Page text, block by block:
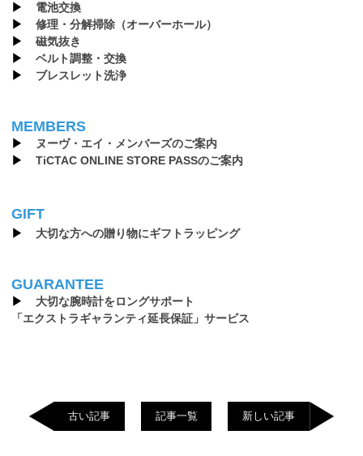
▶︎ 電池交換
▶︎ 修理・分解掃除（オーバーホール）
▶︎ 磁気抜き
▶︎ ベルト調整・交換
▶︎ ブレスレット洗浄
MEMBERS
▶︎
ヌーヴ・エイ・メンバーズのご案内
▶︎ TiCTAC ONLINE STORE PASSのご案内
GIFT
▶︎ 大切な方への贈り物にギフトラッピング
GUARANTEE
▶︎ 大切な腕時計をロングサポート
「エクストラギャランティ延長保証」サービス
古い記事 記事一覧 新しい記事